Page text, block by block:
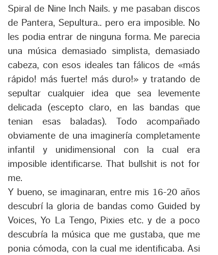
Spiral de Nine Inch Nails. y me pasaban discos
de Pantera, Sepultura.. pero era imposible. No
les podia entrar de ninguna forma. Me parecia
una música demasiado simplista, demasiado
cabeza, con esos ideales tan fálicos de «más
rápido! más fuerte! más duro!» y tratando de
sepultar cualquier idea que sea levemente
delicada (escepto claro, en las bandas que
tenian esasbaladas). Todo acompañado
obviamente de una imaginería completamente
infantil y unidimensional con la cual era
imposible identificarse. That bullshit is not for
me.
Y bueno, se imaginaran, entre mis 16-20 años
descubrí la gloria de bandas como Guided by
Voices,Yo La Tengo, Pixies etc. y de a poco
descubría la música que me gustaba, que me
ponia cómoda, con la cual me identificaba. Asi